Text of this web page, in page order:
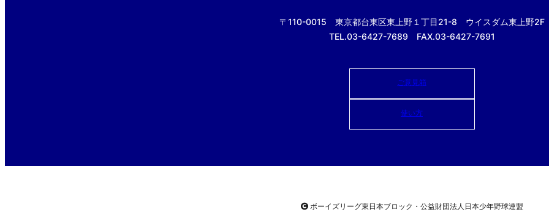
〒110-0015 東京都台東区東上野１丁目21-8 ウイスダム東上野2F
TEL.03-6427-7689 FAX.03-6427-7691
ご意見箱
使い方
ボーイズリーグ東日本ブロック・公益財団法人 日本少年野球連盟